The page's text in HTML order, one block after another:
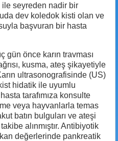
ile seyreden nadir bir
dev koledok kisti olan ve
başvuran bir hasta
gün önce karın travması
kusma, ateş şikayetiyle
ultrasonografisinde (US)
hidatik ile uyumlu
tarafımıza konsulte
veya hayvanlarla temas
batın bulguları ve ateşi
alınmıştır. Antibiyotik
değerlerinde pankreatik